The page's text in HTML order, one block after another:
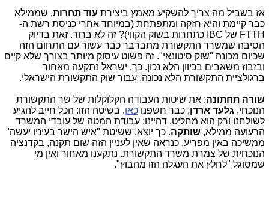
אז בשביל מה צריך להשקיע מאמץ ביצירת עוד תחרות, שממילא
כבר קיימת והיא חזקה ומתפתחת (במיוחד אחרי כניסת רשת ה-
FTTH של IBC כתחרות בשוק הקווי)? זה לא ברור. זאת בדיוק
הסיבה שמשרד התקשורת מתברבר כבר עשור עם התחום הזה
שכיום מכונה "שוק סיטונאי". זה פשוט עיסוק מיותר בצורך שלא קיים
ובזבוז משאבים בכיוון הלא נכון. כך, ישראל נתקעה מאחור
ברגולציית התקשורת הלא נכונה, עבור שוק התקשורת הישראלי.
שורה תחתונה: את שיטות העבודה הקלוקלות של שר התקשורת
הנוכחי, גלעד ארדן, כבר חשפנו כאן. בשיטה הזו: הכל חייב להגיע
לשולחנו ורק הוא מחליט. דהיינו: עבודת המטה של עובדי המשרד
הרעועה ממילא, שותקה. כך יוצא, ששיטת "איש הישר בעיניו יעשה"
ממשיכה באין מפריע. כנראה שאין לעניין הזה שום תקנה, בקדנציה
הנוכחית של צמרת משרד התקשורת. נתקענו מאחור ואין מי
שמסוגל "לחלץ את העגלה הזו מהבוץ".